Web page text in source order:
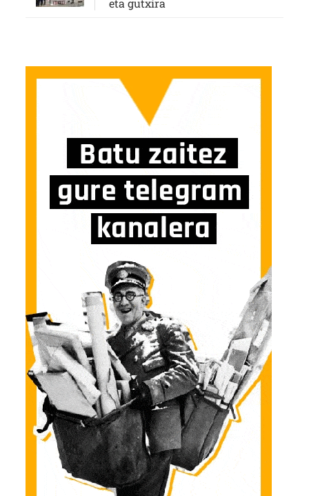
eta gutxira